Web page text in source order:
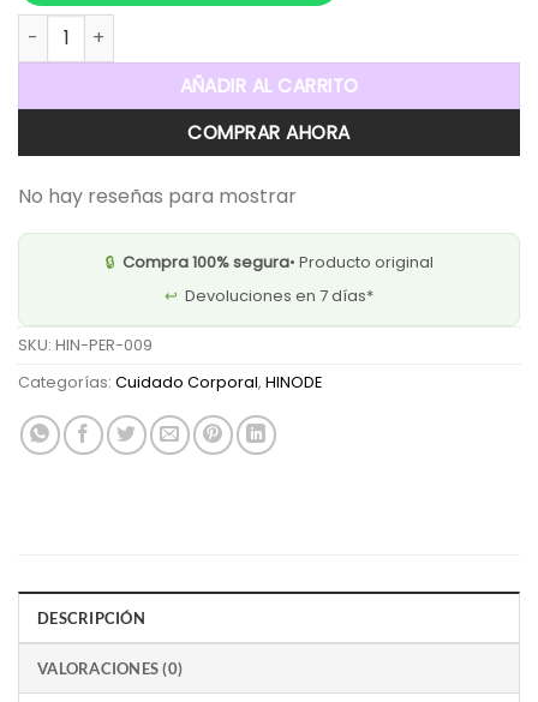
Kit Mini Empire Perfume Hombre 30ml Hinode Set De 3 Pzas
AÑADIR AL CARRITO
COMPRAR AHORA
No hay reseñas para mostrar
🔒 Compra 100% segura• Producto original
↩️ Devoluciones en 7 días*
SKU: HIN-PER-009
Categorías: Cuidado Corporal, HINODE
DESCRIPCIÓN
VALORACIONES (0)